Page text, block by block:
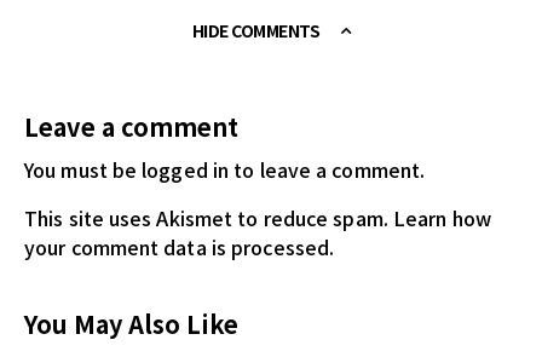
HIDE COMMENTS
Leave a comment
You must be logged in to leave a comment.
This site uses Akismet to reduce spam. Learn how
your comment data is processed.
You May Also Like